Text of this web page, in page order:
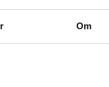
Om